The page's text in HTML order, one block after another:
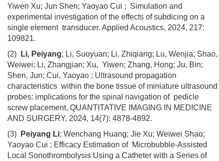
Yiwen Xu; Jun Shen; Yaoyao Cui ; Simulation and
experimental investigation of the effects of subdicing on a
single element transducer, Applied Acoustics, 2024, 217:
109821.
(2)
Li, Peiyang; Li, Suoyuan; Li, Zhiqiang; Lu, Wenjia; Shao,
Weiwei; Li, Zhangjian; Xu, Yiwen; Zhang, Hong; Ju, Bin;
Shen, Jun; Cui, Yaoyao ; Ultrasound propagation
characteristics within the bone tissue of miniature ultrasound
probes: implications for the spinal navigation of pedicle
screw placement, QUANTITATIVE IMAGING IN MEDICINE
AND SURGERY, 2024, 14(7): 4878-4892.
(3)
Peiyang Li; Wenchang Huang; Jie Xu; Weiwei Shao;
Yaoyao Cui ; Efficacy Estimation of Microbubble-Assisted
Local Sonothrombolysis Using a Catheter with a Series of